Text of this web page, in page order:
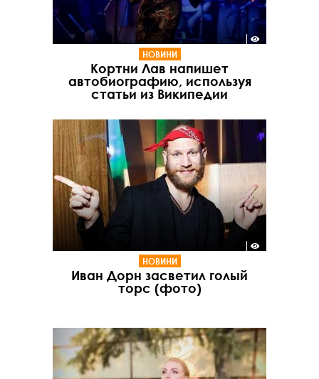
НОВИНИ
Кортни Лав напишет
автобиографию, используя
статьи из Википедии
НОВИНИ
Иван Дорн засветил голый
торс (фото)